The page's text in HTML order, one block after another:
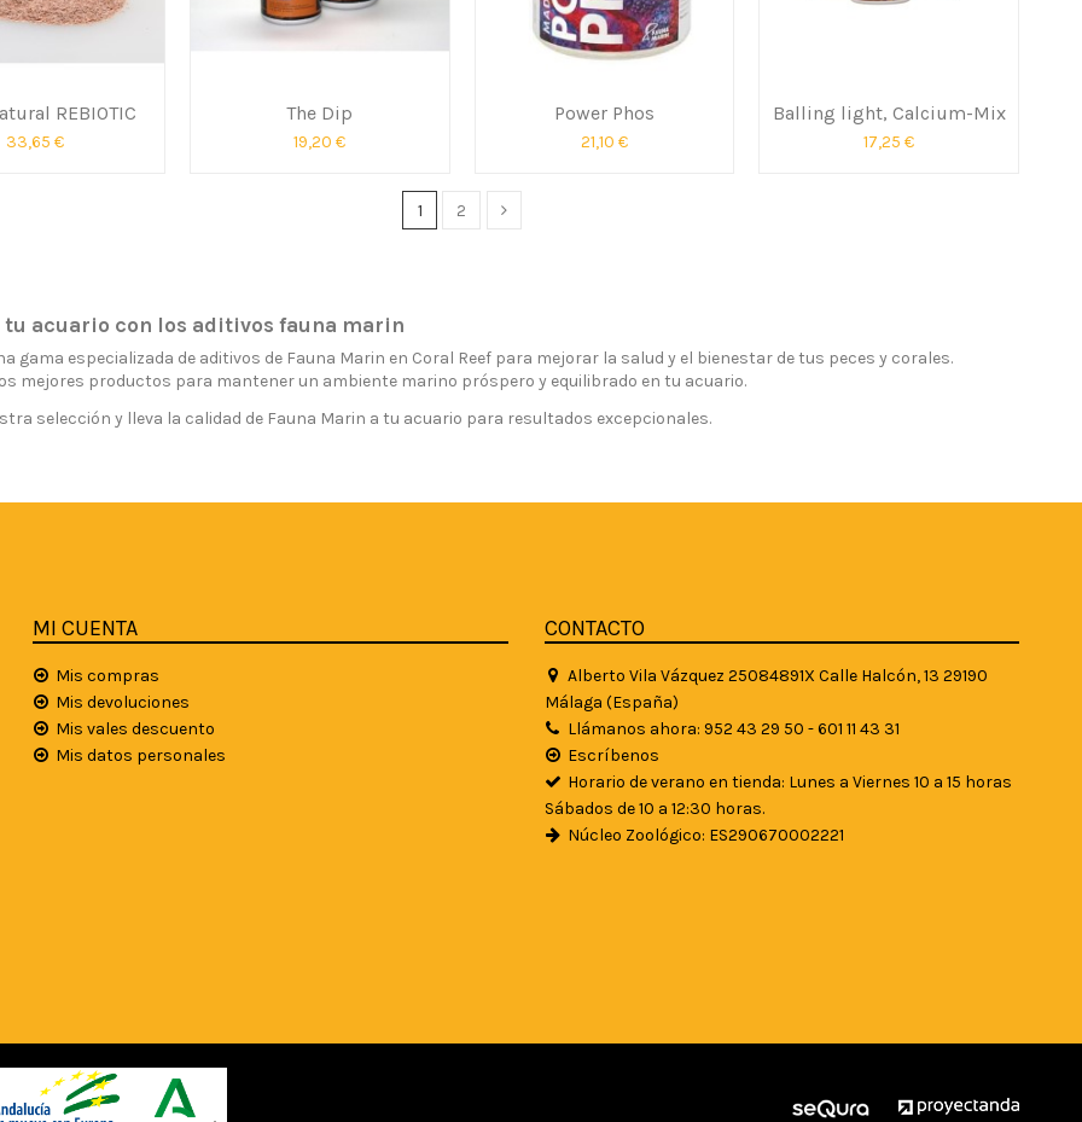
REBIOTIC
33,65 €
The Dip
19,20 €
Power Phos
21,10 €
Balling light, Calcium-Mix
17,25 €
1 2
acuario con los aditivos fauna marin
gama especializada de aditivos de Fauna Marin en Coral Reef para mejorar la salud y el bienestar de tus peces y corales.
mejores productos para mantener un ambiente marino próspero y equilibrado en tu acuario.
selección y lleva la calidad de Fauna Marin a tu acuario para resultados excepcionales.
MI CUENTA
Mis compras
Mis devoluciones
Mis vales descuento
Mis datos personales
CONTACTO
Alberto Vila Vázquez 25084891X Calle Halcón, 13 29190
Málaga (España)
Llámanos ahora: 952 43 29 50 - 601 11 43 31
Escríbenos
Horario de verano en tienda: Lunes a Viernes 10 a 15 horas
Sábados de 10 a 12:30 horas.
Núcleo Zoológico: ES290670002221